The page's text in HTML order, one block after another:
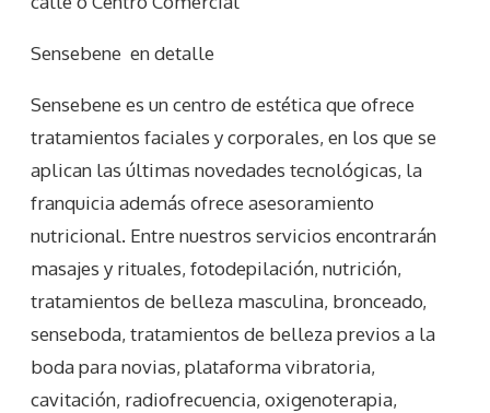
Sensebene en detalle
Sensebene es un centro de estética que ofrece
tratamientos faciales y corporales, en los que se
aplican las últimas novedades tecnológicas, la
franquicia además ofrece asesoramiento
nutricional. Entre nuestros servicios encontrarán
masajes y rituales, fotodepilación, nutrición,
tratamientos de belleza masculina, bronceado,
senseboda, tratamientos de belleza previos a la
boda para novias, plataforma vibratoria,
cavitación, radiofrecuencia, oxigenoterapia,